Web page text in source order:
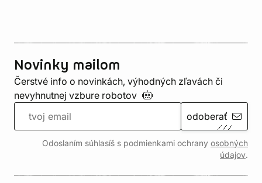
Novinky mailom
Čerstvé info o novinkách, výhodných zľavách či
nevyhnutnej vzbure robotov
odoberať
Odoslaním súhlasíš s podmienkami ochrany osobných
údajov.